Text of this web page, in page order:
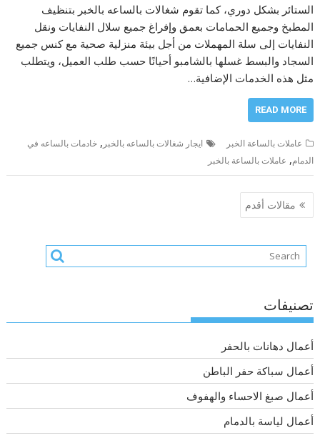
الستائر بشكل دوري، كما تقوم شغالات بالساعه بالخبر بتنظيف
المطبخ وجميع الحمامات بعمق وإفراغ جميع سلال النفايات ونقل
النفايات إلى سلة المهملات من أجل بيئة منزلية صحية مع كنس جميع
السجاد والبسط غسلها بالشامبو أحيانًا حسب طلب العميل، ويتطلب
مثل هذه الخدمات الإضافية…
READ MORE
عاملات بالساعة الخبر ايجار شغالات بالساعه بالخبر ,خادمات بالساعه في
الدمام, عاملات بالساعة بالخبر
تصفّح
المقالات
مقالات أقدم
تصنيفات
أعمال دهانات بالحفر
أعمال سباكة حفر الباطن
أعمال صبغ الاحساء والهفوف
أعمال لياسة بالدمام